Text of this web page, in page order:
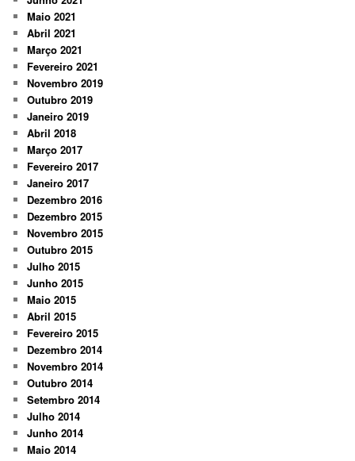
Maio 2021
Abril 2021
Março 2021
Fevereiro 2021
Novembro 2019
Outubro 2019
Janeiro 2019
Abril 2018
Março 2017
Fevereiro 2017
Janeiro 2017
Dezembro 2016
Dezembro 2015
Novembro 2015
Outubro 2015
Julho 2015
Junho 2015
Maio 2015
Abril 2015
Fevereiro 2015
Dezembro 2014
Novembro 2014
Outubro 2014
Setembro 2014
Julho 2014
Junho 2014
Maio 2014